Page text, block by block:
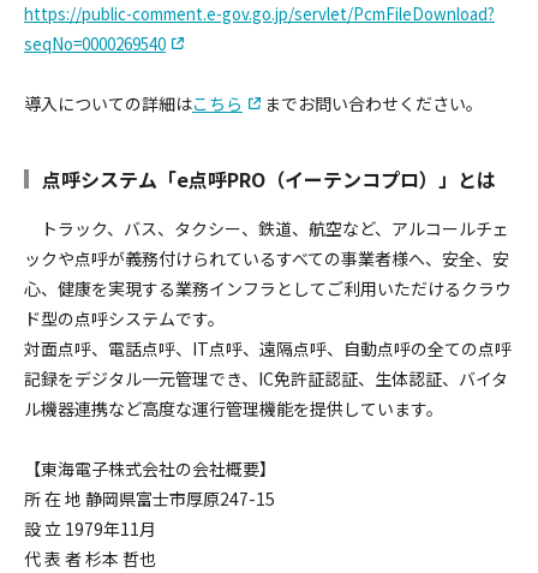
https://public-comment.e-gov.go.jp/servlet/PcmFileDownload?
seqNo=0000269540
導入についての詳細はこちら までお問い合わせください。
点呼システム「e点呼PRO（イーテンコプロ）」とは
トラック、バス、タクシー、鉄道、航空など、アルコールチェ
ックや点呼が義務付けられているすべての事業者様へ、安全、安
心、健康を実現する業務インフラとしてご利用いただけるクラウ
ド型の点呼システムです。
対面点呼、電話点呼、IT点呼、遠隔点呼、自動点呼の全ての点呼
記録をデジタル一元管理でき、IC免許証認証、生体認証、バイタ
ル機器連携など高度な運行管理機能を提供しています。
【東海電子株式会社の会社概要】
所 在 地 静岡県富士市厚原247-15
設 立 1979年11月
代 表 者 杉本 哲也